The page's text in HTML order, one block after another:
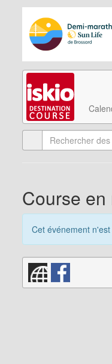
Course en
Cet événement